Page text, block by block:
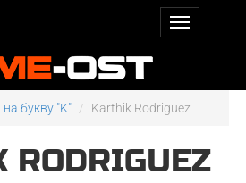
букву "K" Karthik Rodriguez
RODRIGUEZ